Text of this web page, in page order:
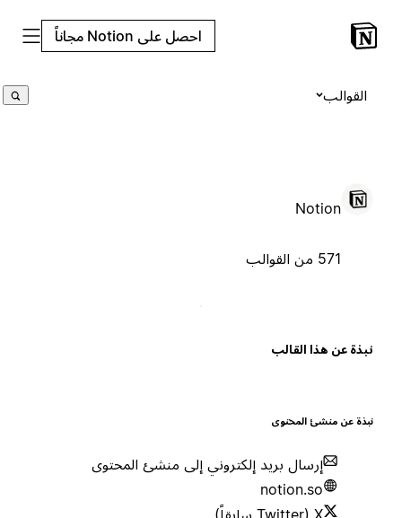
احصل على Notion مجاناً
القوالب
Notion
عن هذا القالب
عن منشئ المحتوى
إرسال بريد إلكتروني إلى منشئ المحتوى
notion.so